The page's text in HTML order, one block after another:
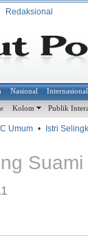
Redaksional
Nasional Internasional
Kolom Publik
• Istri
Suami